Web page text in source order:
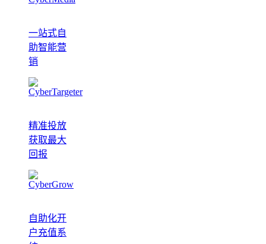
一站式自
助智能营
销
精准投放
获取最大
回报
自助化开
户充值系